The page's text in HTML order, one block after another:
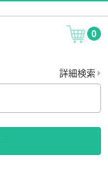
0
詳細検索